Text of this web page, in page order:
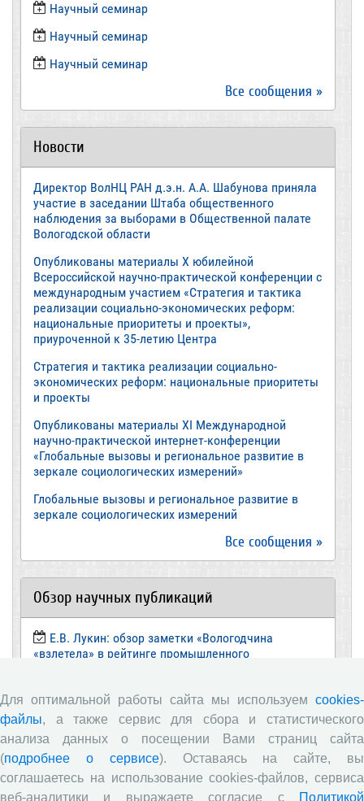
​Научный семинар
Научный семинар
​Научный семинар
Все сообщения »
Новости
Директор ВолНЦ РАН д.э.н. А.А. Шабунова приняла
участие в заседании Штаба общественного
наблюдения за выборами в Общественной палате
Вологодской области
Опубликованы материалы X юбилейной
Всероссийской научно-практической конференции с
международным участием «Стратегия и тактика
реализации социально-экономических реформ:
национальные приоритеты и проекты»,
приуроченной к 35-летию Центра
Стратегия и тактика реализации социально-
экономических реформ: национальные приоритеты
и проекты
Опубликованы материалы XI Международной
научно-практической интернет-конференции
«Глобальные вызовы и региональное развитие в
зеркале социологических измерений»
Глобальные вызовы и региональное развитие в
зеркале социологических измерений
Все сообщения »
Обзор научных публикаций
Е.В. Лукин: обзор заметки «Вологодчина
«взлетела» в рейтинге промышленного
Экспертное мнение А.И. Поваровой: обзор
статьи «Регионам хватит денег», газета «Известия»,
№88, 2018 г.
В.Н. Барсуков: обзор статьи «Повышение
пенсионного возраста: позитивные эффекты и
Для оптимальной работы сайта мы используем cookies-
файлы, а также сервис для сбора и статистического
анализа данных о посещении Вами страниц сайта
(подробнее о сервисе). Оставаясь на сайте, вы
соглашаетесь на использование cookies-файлов, сервиса
веб-аналитики и выражаете согласие с
Политикой